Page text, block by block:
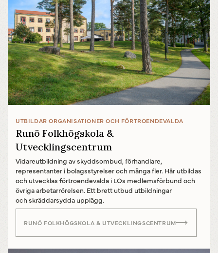
UTBILDAR ORGANISATIONER OCH FÖRTROENDEVALDA
Runö Folkhögskola &
Utvecklingscentrum
Vidareutbildning av skyddsombud, förhandlare,
representanter i bolagsstyrelser och många fler. Här utbildas
och utvecklas förtroendevalda i LOs medlemsförbund och
övriga arbetarrörelsen. Ett brett utbud utbildningar
och skräddarsydda upplägg.
RUNÖ FOLKHÖGSKOLA & UTVECKLINGSCENTRUM